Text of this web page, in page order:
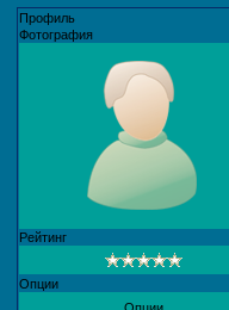
Профиль
Фотография
Рейтинг
Опции